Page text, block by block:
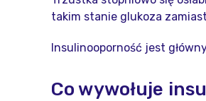
takim stanie glukoza
Insulinooporność jest
Co wywołuje